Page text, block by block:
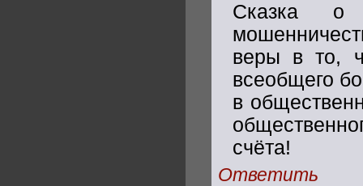
Сказка о
веры в то,
всеобщего
в
счёта!
Ответить